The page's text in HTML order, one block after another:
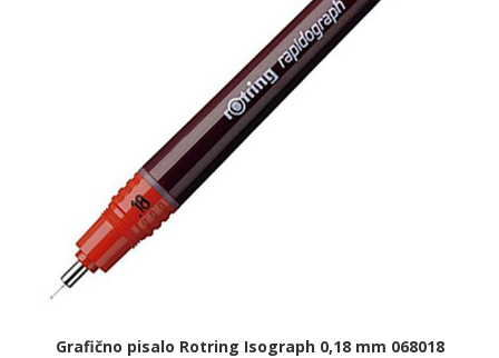
Grafično pisalo Rotring Isograph 0,18 mm 068018